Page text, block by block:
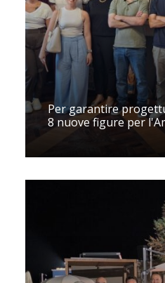
Per garantire
8 nuove figure per